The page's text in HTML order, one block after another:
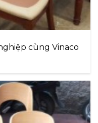
cùng Vinaco